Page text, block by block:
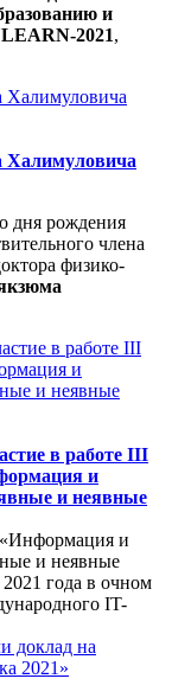
и
2021,
Халимуловича
дня рождения
члена
физико-
в работе III
и
и неявные
и
и неявные
2021 года в очном
IT-